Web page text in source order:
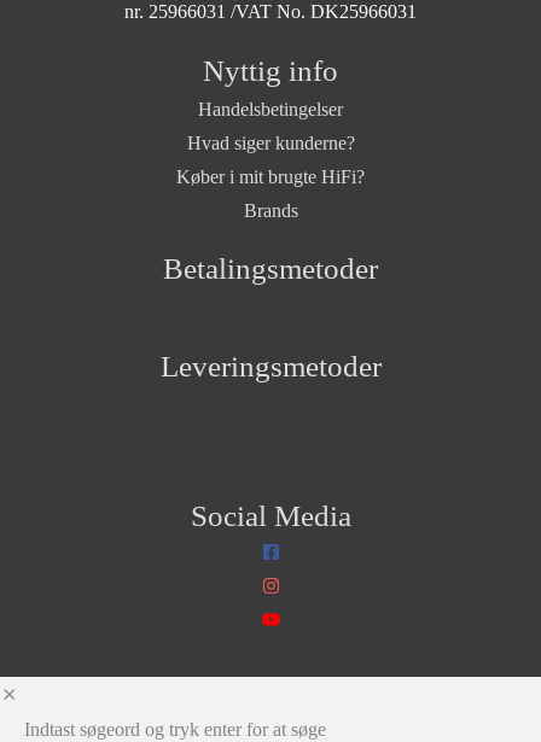
nr. 25966031 /VAT No. DK25966031
Nyttig info
Handelsbetingelser
Hvad siger kunderne?
Køber i mit brugte HiFi?
Brands
Betalingsmetoder
Leveringsmetoder
Social Media
Indtast søgeord og tryk enter for at søge